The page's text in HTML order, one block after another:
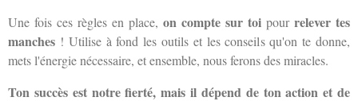
Une fois ces règles en place, on compte sur toi pour relever tes
manches ! Utilise à fond les outils et les conseils qu'on te donne,
mets l'énergie nécessaire, et ensemble, nous ferons des miracles.
Ton succès est notre fierté, mais il dépend de ton action et de